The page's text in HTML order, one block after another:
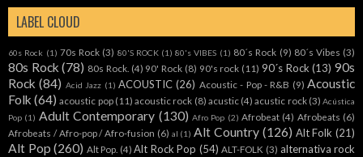
LABEL CLOUD
60s Rock (1) 70s Rock (3) 80'S ROCK (1) 80's VIBES (1) 80´s Rock (9) 80´s Vibes (3)
80s Rock (78) 80s Rock. (4) 90' Rock (8) 90's rock (11) 90´s Rock (13) 90s
Rock (84) Acid Jazz (1) ACOUSTIC (26) Acoustic - Pop - R&B (9) Acoustic
Folk (64) acoustic pop (11) acoustic rock (8) acustic (4) acustic rock (3) Acústica
Pop (1) Adult Contemporary (130) Afro Pop (2) Afrobeat (4) Afrobeats (6)
Afrobeats / Afro-pop / Afro-fusion (6) al (1) Alt Country (126) Alt Folk (21)
Alt Pop (260) Alt Pop. (4) Alt Rock Pop (54) ALT-FOLK (3) alternativa rock